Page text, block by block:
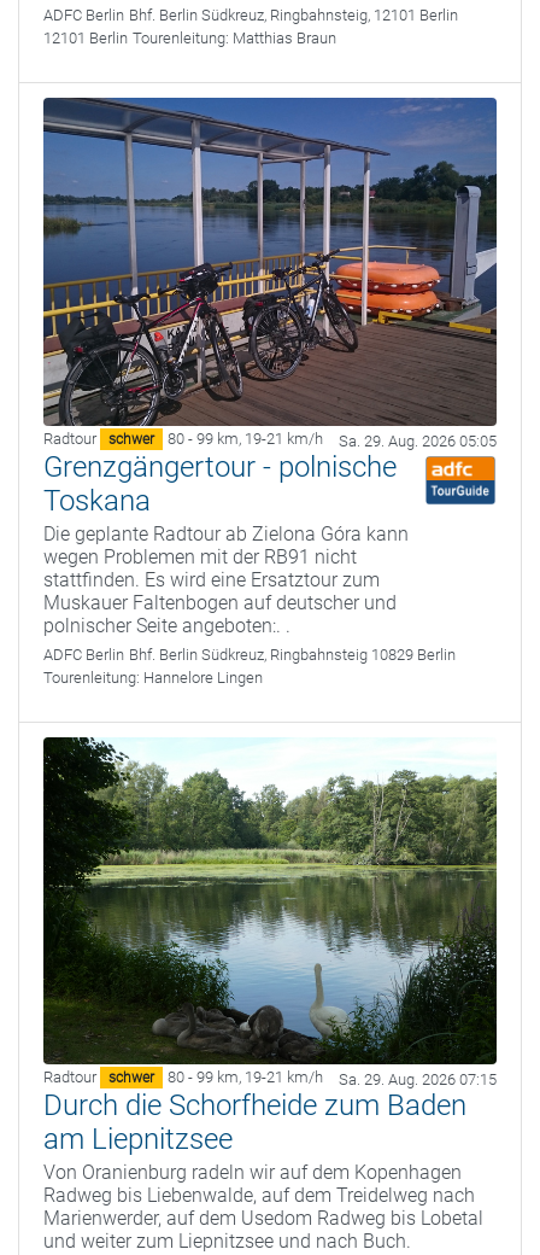
ADFC Berlin Bhf. Berlin Südkreuz, Ringbahnsteig, 12101 Berlin
12101 Berlin Tourenleitung: Matthias Braun
Radtour schwer 80 - 99 km, 19-21 km/h Sa. 29. Aug. 2026 05:05
Grenzgängertour - polnische
Toskana
Die geplante Radtour ab Zielona Góra kann
wegen Problemen mit der RB91 nicht
stattfinden. Es wird eine Ersatztour zum
Muskauer Faltenbogen auf deutscher und
polnischer Seite angeboten:. .
ADFC Berlin Bhf. Berlin Südkreuz, Ringbahnsteig 10829 Berlin
Tourenleitung: Hannelore Lingen
Radtour schwer 80 - 99 km, 19-21 km/h Sa. 29. Aug. 2026 07:15
Durch die Schorfheide zum Baden
am Liepnitzsee
Von Oranienburg radeln wir auf dem Kopenhagen
Radweg bis Liebenwalde, auf dem Treidelweg nach
Marienwerder, auf dem Usedom Radweg bis Lobetal
und weiter zum Liepnitzsee und nach Buch.